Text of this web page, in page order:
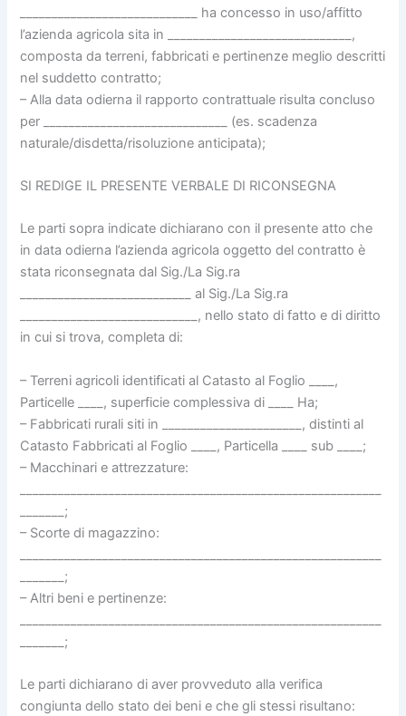
____________________________ ha concesso in uso/affitto
l’azienda agricola sita in _____________________________,
composta da terreni, fabbricati e pertinenze meglio descritti
nel suddetto contratto;
– Alla data odierna il rapporto contrattuale risulta concluso
per _____________________________ (es. scadenza
naturale/disdetta/risoluzione anticipata);
SI REDIGE IL PRESENTE VERBALE DI RICONSEGNA
Le parti sopra indicate dichiarano con il presente atto che
in data odierna l’azienda agricola oggetto del contratto è
stata riconsegnata dal Sig./La Sig.ra
___________________________ al Sig./La Sig.ra
____________________________, nello stato di fatto e di diritto
in cui si trova, completa di:
– Terreni agricoli identificati al Catasto al Foglio ____,
Particelle ____, superficie complessiva di ____ Ha;
– Fabbricati rurali siti in ______________________, distinti al
Catasto Fabbricati al Foglio ____, Particella ____ sub ____;
– Macchinari e attrezzature:
_______;
– Scorte di magazzino:
_______;
– Altri beni e pertinenze:
_______;
Le parti dichiarano di aver provveduto alla verifica
congiunta dello stato dei beni e che gli stessi risultano: